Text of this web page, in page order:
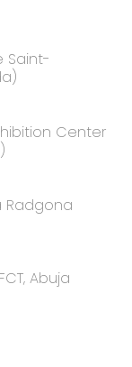
Saint-
Center
Radgona
Abuja